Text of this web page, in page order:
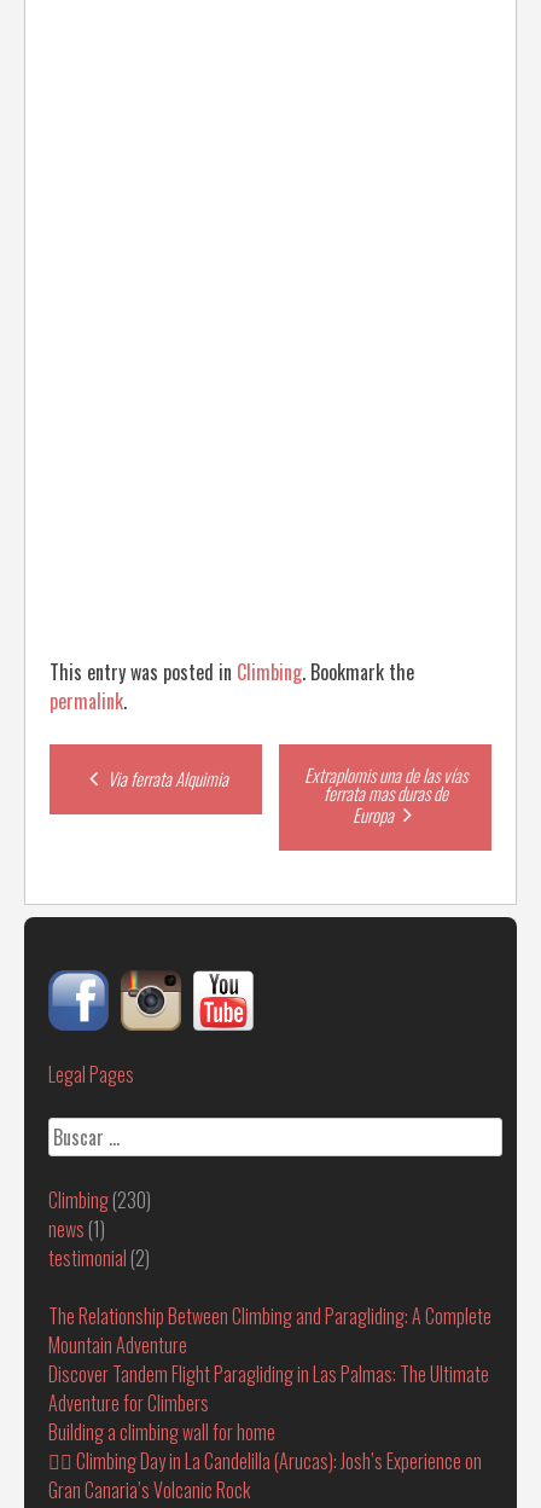
This entry was posted in Climbing. Bookmark the
permalink.
Post
navigation
Via ferrata Alquimia Extraplomis una de las vías
ferrata mas duras de
Europa
Legal Pages
Buscar:
Climbing(230)
news (1)
testimonial (2)
The Relationship Between Climbing and Paragliding: A Complete
Mountain Adventure
Discover Tandem Flight Paragliding in Las Palmas: The Ultimate
Adventure for Climbers
Building a climbing wall for home
🧗‍♂️ Climbing Day in La Candelilla (Arucas): Josh’s Experience on
Gran Canaria’s Volcanic Rock